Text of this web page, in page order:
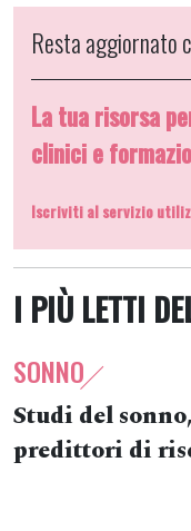
Resta aggiornato
La tua risorsa
clinici e
Iscriviti al servizio
I PIÙ LETTI
SONNO
Studi del
predittori di